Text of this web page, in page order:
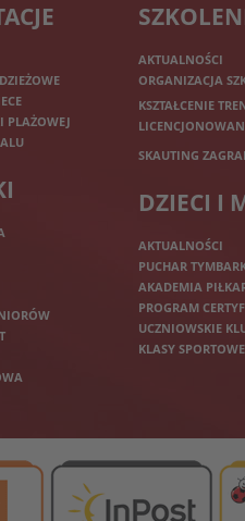
PLAŻOWEJ
AKTUALNOŚCI
ORGANIZACJA
KSZTAŁCENIE
SKAUTING
DZIECI I
AKTUALNOŚCI
PUCHAR
AKADEMIA
PROGRAM
UCZNIOWSKIE
KLASY